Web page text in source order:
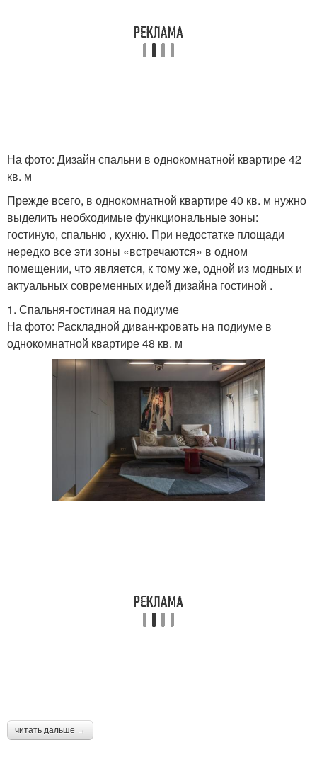
На фото: Дизайн спальни в однокомнатной квартире 42
кв. м
Прежде всего, в однокомнатной квартире 40 кв. м нужно
выделить необходимые функциональные зоны:
гостиную, спальню , кухню. При недостатке площади
нередко все эти зоны «встречаются» в одном
помещении, что является, к тому же, одной из модных и
актуальных современных идей дизайна гостиной .
1. Спальня-гостиная на подиуме
На фото: Раскладной диван-кровать на подиуме в
однокомнатной квартире 48 кв. м
читать дальше →